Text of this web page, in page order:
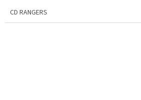
CD RANGERS